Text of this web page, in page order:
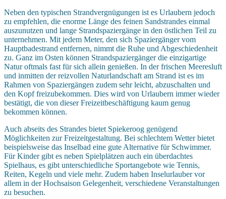
Neben den typischen Strandvergnügungen ist es Urlaubern jedoch
zu empfehlen, die enorme Länge des feinen Sandstrandes einmal
auszunutzen und lange Strandspaziergänge in den östlichen Teil zu
unternehmen. Mit jedem Meter, den sich Spaziergänger vom
Hauptbadestrand entfernen, nimmt die Ruhe und Abgeschiedenheit
zu. Ganz im Osten können Strandspaziergänger die einzigartige
Natur oftmals fast für sich allein genießen. In der frischen Meeresluft
und inmitten der reizvollen Naturlandschaft am Strand ist es im
Rahmen von Spaziergängen zudem sehr leicht, abzuschalten und
den Kopf freizubekommen. Dies wird von Urlaubern immer wieder
bestätigt, die von dieser Freizeitbeschäftigung kaum genug
bekommen können.
Auch abseits des Strandes bietet Spiekeroog genügend
Möglichkeiten zur Freizeitgestaltung. Bei schlechtem Wetter bietet
beispielsweise das Inselbad eine gute Alternative für Schwimmer.
Für Kinder gibt es neben Spielplätzen auch ein überdachtes
Spielhaus, es gibt unterschiedliche Sportangebote wie Tennis,
Reiten, Kegeln und viele mehr. Zudem haben Inselurlauber vor
allem in der Hochsaison Gelegenheit, verschiedene Veranstaltungen
zu besuchen.